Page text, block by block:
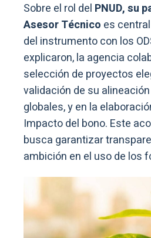
Sobre el rol del PNUD, su
Asesor Técnico es
del instrumento con los
explicaron, la agencia
selección de proyectos
validación de su
globales, y en la
Impacto del bono. Este
busca garantizar
ambición en el uso de los